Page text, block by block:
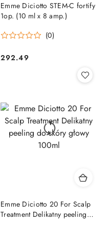
Emme Diciotto STEM-C fortify
1op. (10 ml x 8 amp.)
(0)
Cena:
292.49
Emme Diciotto 20 For Scalp
Treatment Delikatny peeling